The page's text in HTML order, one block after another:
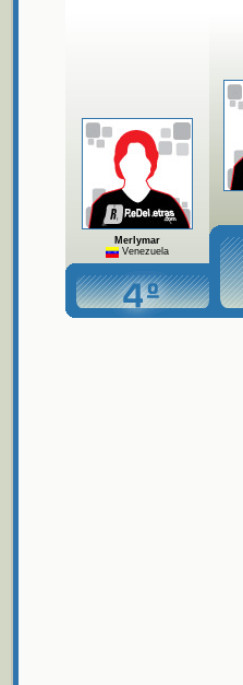
Merlymar
Venezuela